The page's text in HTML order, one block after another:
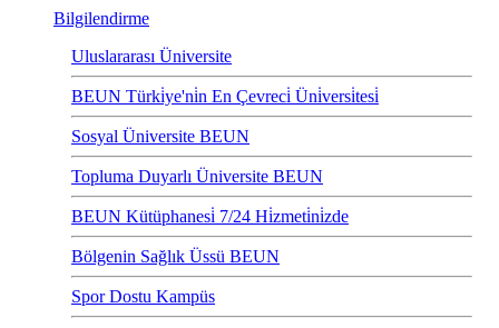
Bilgilendirme
Uluslararası Üniversite
BEUN Türki̇ye'ni̇n En Çevreci̇ Üni̇versi̇tesi̇
Sosyal Üniversite BEUN
Topluma Duyarlı Üniversite BEUN
BEUN Kütüphanesi̇ 7/24 Hi̇zmeti̇ni̇zde
Bölgenin Sağlık Üssü BEUN
Spor Dostu Kampüs